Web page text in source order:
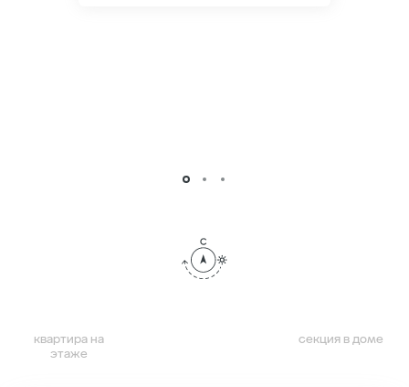
квартира на
этаже
секция в доме